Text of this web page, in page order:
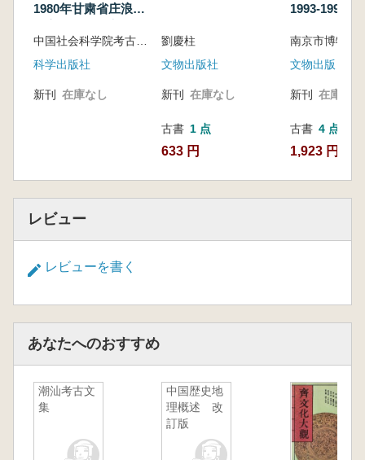
1980年甘粛省庄浪県
中国社会科学院考古研究所
科学出版社
新刊 在庫なし
劉慶柱
文物出版社
新刊 在庫なし
古書 1 点
633 円
1993-1994
文物出版
新刊 在庫なし
古書 4 点
1,923 円~
レビュー
レビューを書く
あなたへのおすすめ
潮汕考古文
集
中国歴史地
理概述 改
訂版